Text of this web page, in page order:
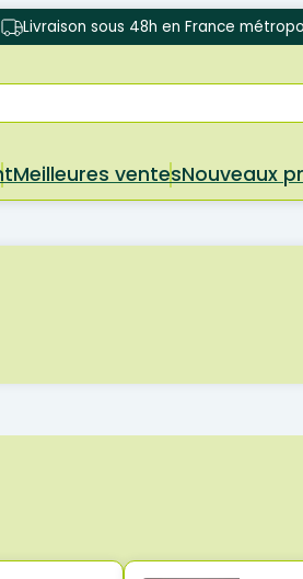
Livraison sous 48h en France
Meilleures ventesNouveaux